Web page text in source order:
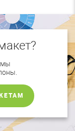
мы